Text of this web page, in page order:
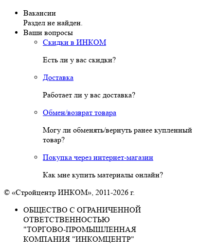
Вакансии
Раздел не найден.
Ваши вопросы
Скидки в ИНКОМ
Есть ли у вас скидки?
Доставка
Работает ли у вас доставка?
Обмен/возврат товара
Могу ли обменять/вернуть ранее купленный
товар?
Покупка через интернет-магазин
Как мне купить материалы онлайн?
© «Стройцентр ИНКОМ», 2011-2026 г.
ОБЩЕСТВО С ОГРАНИЧЕННОЙ
ОТВЕТСТВЕННОСТЬЮ
"ТОРГОВО-ПРОМЫШЛЕННАЯ
КОМПАНИЯ "ИНКОМЦЕНТР"